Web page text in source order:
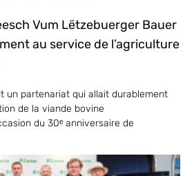
Vum Lëtzebuerger Bauer
au service de l’agriculture
un partenariat qui allait durablement
de la viande bovine
du 30ᵉ anniversaire de